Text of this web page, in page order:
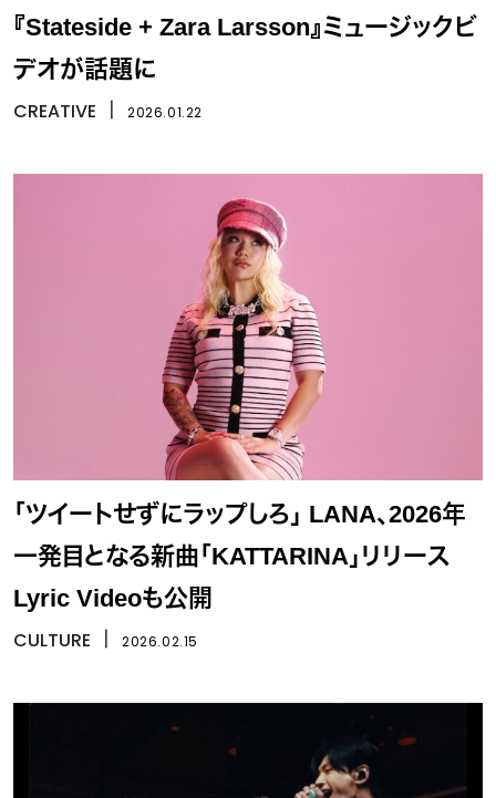
『Stateside + Zara Larsson』ミュージックビ
デオが話題に
CREATIVE 2026.01.22
「ツイートせずにラップしろ」 LANA、2026年
一発目となる新曲「KATTARINA」リリース
Lyric Videoも公開
CULTURE 2026.02.15